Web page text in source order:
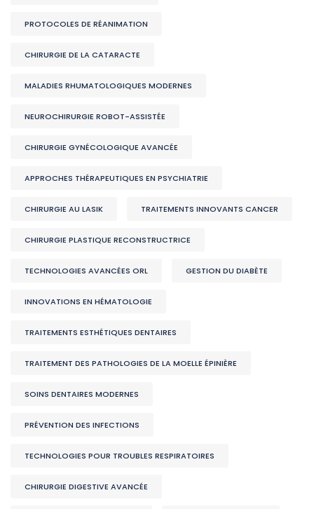
PROTOCOLES DE RÉANIMATION
CHIRURGIE DE LA CATARACTE
MALADIES RHUMATOLOGIQUES MODERNES
NEUROCHIRURGIE ROBOT-ASSISTÉE
CHIRURGIE GYNÉCOLOGIQUE AVANCÉE
APPROCHES THÉRAPEUTIQUES EN PSYCHIATRIE
CHIRURGIE AU LASIK TRAITEMENTS INNOVANTS CANCER
CHIRURGIE PLASTIQUE RECONSTRUCTRICE
TECHNOLOGIES AVANCÉES ORL GESTION DU DIABÈTE
INNOVATIONS EN HÉMATOLOGIE
TRAITEMENTS ESTHÉTIQUES DENTAIRES
TRAITEMENT DES PATHOLOGIES DE LA MOELLE ÉPINIÈRE
SOINS DENTAIRES MODERNES
PRÉVENTION DES INFECTIONS
TECHNOLOGIES POUR TROUBLES RESPIRATOIRES
CHIRURGIE DIGESTIVE AVANCÉE